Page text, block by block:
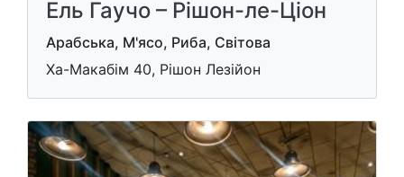
Ель Гаучо – Рішон-ле-Ціон
Арабська, М'ясо, Риба, Світова
Ха-Макабім 40, Рішон Лезійон